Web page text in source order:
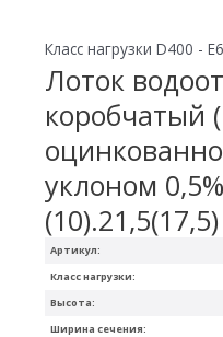
Артикул:
Ширина сечения:
Высота:
Класс нагрузки:
Класс нагрузки D400 -
Лоток
коробчатый
уклоном